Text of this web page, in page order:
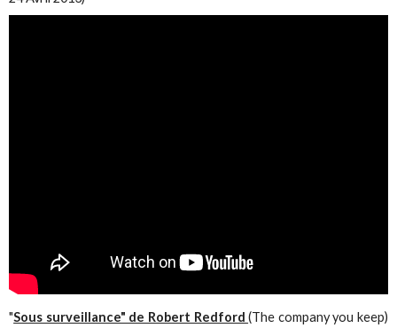
"Sous surveillance" de Robert Redford(The company you keep)